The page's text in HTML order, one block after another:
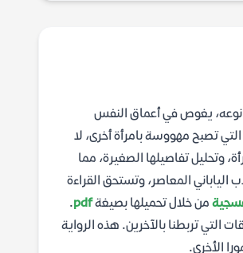
من نوعه، يغوص في أعماق النفس
تصبح مهووسة بامرأة أخرى، لا
وتحليل تفاصيلها الصغيرة، مما
الياباني المعاصر، وتستحق القراءة
من خلال تحميلها بصيغةpdf
.
التي تربطنا بالآخرين. هذه الرواية
الأخرى.